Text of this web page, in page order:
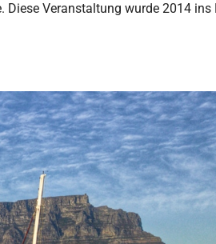
Veranstaltung wurde 2014 ins